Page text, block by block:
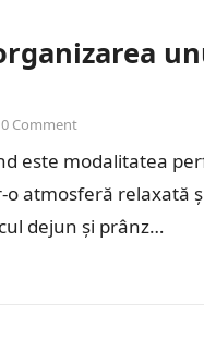
0 Comment
este modalitatea
atmosferă relaxată
dejun și prânz…